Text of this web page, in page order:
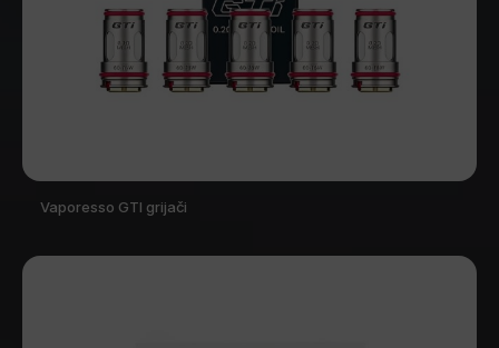
Vaporesso GTI grijači